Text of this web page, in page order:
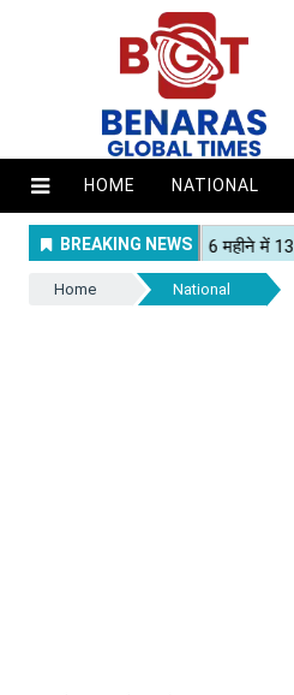
HOME NATIONAL
Home National